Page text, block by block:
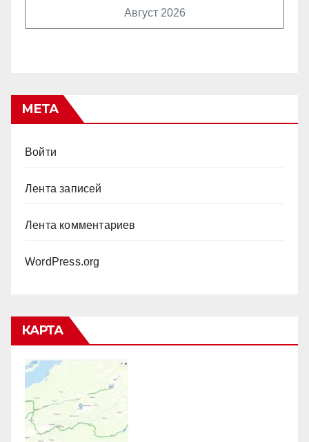
Август 2026
МЕТА
Войти
Лента записей
Лента комментариев
WordPress.org
КАРТА